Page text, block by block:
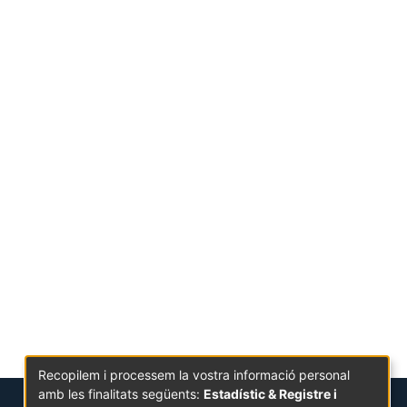
Recopilem i processem la vostra informació personal
amb les finalitats següents: Estadístic & Registre i